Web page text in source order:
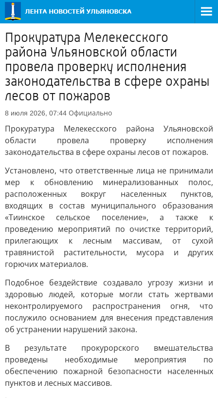
Прокуратура Мелекесского
района Ульяновской области
провела проверку исполнения
законодательства в сфере охраны
лесов от пожаров
8 июля 2026, 07:44 Официально
Прокуратура Мелекесского района Ульяновской
области провела проверку исполнения
законодательства в сфере охраны лесов от пожаров.
Установлено, что ответственные лица не принимали
мер к обновлению минерализованных полос,
расположенных вокруг населенных пунктов,
входящих в состав муниципального образования
«Тиинское сельское поселение», а также к
проведению мероприятий по очистке территорий,
прилегающих к лесным массивам, от сухой
травянистой растительности, мусора и других
горючих материалов.
Подобное бездействие создавало угрозу жизни и
здоровью людей, которые могли стать жертвами
неконтролируемого распространения огня, что
послужило основанием для внесения представления
об устранении нарушений закона.
В результате прокурорского вмешательства
проведены необходимые мероприятия по
обеспечению пожарной безопасности населенных
пунктов и лесных массивов.